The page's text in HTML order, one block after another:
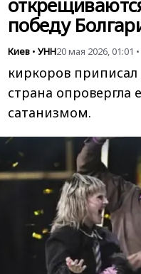
победу
Киев • УНН20 мая 2026, 01:01 •
киркоров
страна опровергла
сатанизмом.